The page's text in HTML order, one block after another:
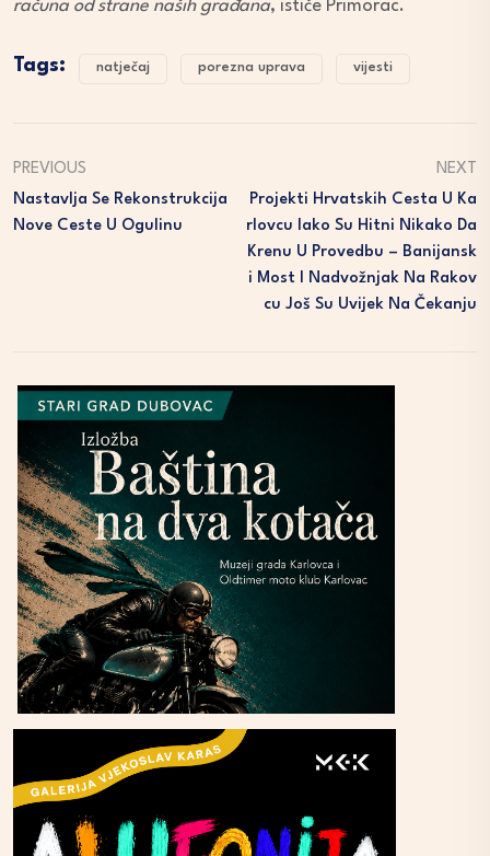
računa od strane naših građana, ističe Primorac.
Tags: natječaj porezna uprava vijesti
PREVIOUS
Nastavlja Se Rekonstrukcija
Nove Ceste U Ogulinu
NEXT
Projekti Hrvatskih Cesta U Ka
Rlovcu Iako Su Hitni Nikako Da
Krenu U Provedbu – Banijansk
I Most I Nadvožnjak Na Rakov
Cu Još Su Uvijek Na Čekanju